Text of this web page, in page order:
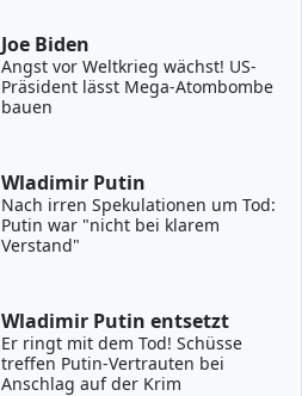
Joe Biden
Angst vor Weltkrieg wächst! US-
Präsident lässt Mega-Atombombe
bauen
Wladimir Putin
Nach irren Spekulationen um Tod:
Putin war "nicht bei klarem
Verstand"
Wladimir Putin entsetzt
Er ringt mit dem Tod! Schüsse
treffen Putin-Vertrauten bei
Anschlag auf der Krim